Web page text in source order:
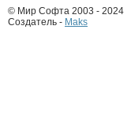
© Мир Софта 2003 - 2024
Создатель - Maks